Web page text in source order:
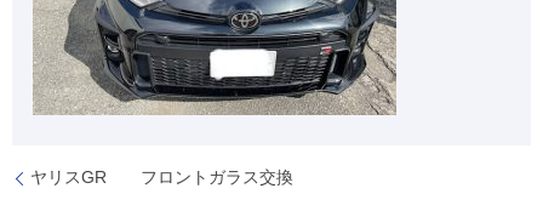
ヤリスGR フロントガラス交換